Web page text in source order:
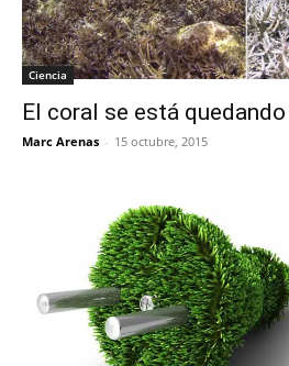
Ciencia
El coral se está
Marc Arenas - 15 octubre, 2015